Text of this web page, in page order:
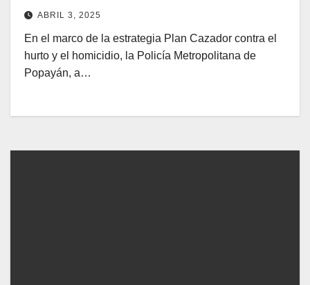
ABRIL 3, 2025
En el marco de la estrategia Plan Cazador contra el
hurto y el homicidio, la Policía Metropolitana de
Popayán, a…